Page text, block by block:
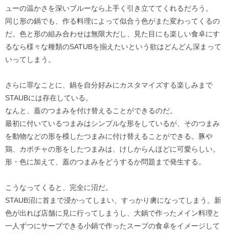
ューの温かさを深いブルーなら上手く引き立ててくれるだろう。
同じ形の鍋でも、作る料理によって似合う色がまた変わってくるの
だ。色と形の組み合わせは無限大だし、見た目にも楽しい食卓にす
るなら様々な種類のSATUBを揃えたいという欲はどんどん深まって
いってしまう。
さらに罪なことに、鍋を自分好みにカスタマイズする楽しみまで
STAUBには存在している。
なんと、蓋のつまみを付け替えることができるのだ。
最初に付いているつまみはシンプルな形をしているが、そのつまみ
を動物などの形を模したつまみに付け替えることができる。豚や
鶏、カボチャの形をしたつまみは、けしからんほどに可愛らしい。
形・色に加えて、蓋のつまみをどうするか問題まで発生する。
こうなってくると、完全に沼だ。
STAUB沼に首まで浸かってしまい、すっかり虜になってしまう。新
色が出れば店舗に見に行ってしまうし、大鍋で作ったメイン料理と
一人ずつにサーブできる小鍋で作ったスープの食卓をイメージして